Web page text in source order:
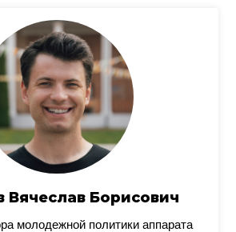
Вячеслав Борисович
молодежной политики аппарата